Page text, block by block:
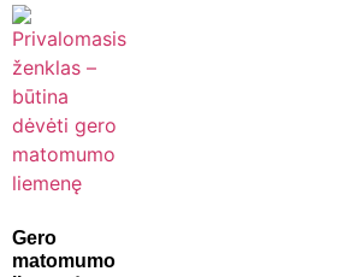
Gero
matomumo